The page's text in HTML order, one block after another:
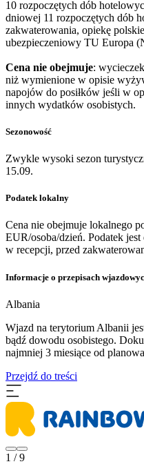
10 rozpoczętych dób
dniowej 11 rozpoczętych dób
zakwaterowania, opiekę
ubezpieczeniowy TU Europa
Cena nie obejmuje:
niż wymienione w opisie
napojów do posiłków jeśli w
innych wydatków osobistych.
Sezonowość
Zwykle wysoki sezon
15.09.
Podatek lokalny
Cena nie obejmuje lokalnego
EUR/osoba/dzień. Podatek
w recepcji, przed
Informacje o przepisach
Albania
Wjazd na terytorium Albanii
bądź dowodu osobistego.
najmniej 3 miesiące od
Przejdź do treści
1 / 9